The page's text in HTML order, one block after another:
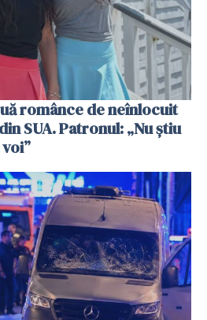
românce de neînlocuit
SUA. Patronul: „Nu știu